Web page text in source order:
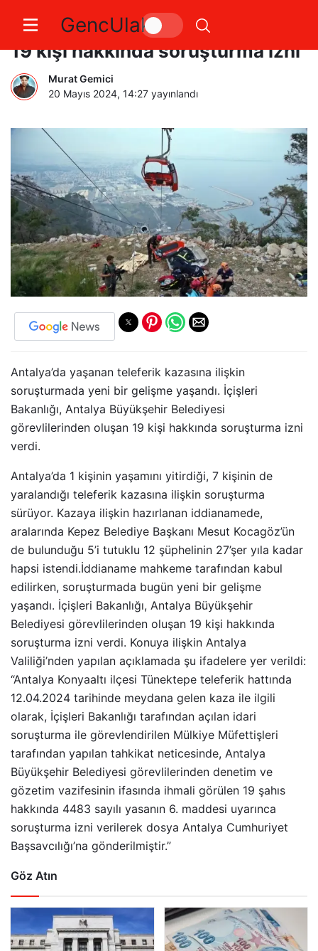
GencUlak
Antalya’daki teleferik kazasında
19 kişi hakkında soruşturma izni
Murat Gemici
20 Mayıs 2024, 14:27 yayınlandı
Antalya’da yaşanan teleferik kazasına ilişkin
soruşturmada yeni bir gelişme yaşandı. İçişleri
Bakanlığı, Antalya Büyükşehir Belediyesi
görevlilerinden oluşan 19 kişi hakkında soruşturma izni
verdi.
Antalya’da 1 kişinin yaşamını yitirdiği, 7 kişinin de
yaralandığı teleferik kazasına ilişkin soruşturma
sürüyor. Kazaya ilişkin hazırlanan iddianamede,
aralarında Kepez Belediye Başkanı Mesut Kocagöz’ün
de bulunduğu 5’i tutuklu 12 şüphelinin 27’şer yıla kadar
hapsi istendi.İddianame mahkeme tarafından kabul
edilirken, soruşturmada bugün yeni bir gelişme
yaşandı. İçişleri Bakanlığı, Antalya Büyükşehir
Belediyesi görevlilerinden oluşan 19 kişi hakkında
soruşturma izni verdi. Konuya ilişkin Antalya
Valiliği’nden yapılan açıklamada şu ifadelere yer verildi:
“Antalya Konyaaltı ilçesi Tünektepe teleferik hattında
12.04.2024 tarihinde meydana gelen kaza ile ilgili
olarak, İçişleri Bakanlığı tarafından açılan idari
soruşturma ile görevlendirilen Mülkiye Müfettişleri
tarafından yapılan tahkikat neticesinde, Antalya
Büyükşehir Belediyesi görevlilerinden denetim ve
gözetim vazifesinin ifasında ihmali görülen 19 şahıs
hakkında 4483 sayılı yasanın 6. maddesi uyarınca
soruşturma izni verilerek dosya Antalya Cumhuriyet
Başsavcılığı’na gönderilmiştir.”
Göz Atın